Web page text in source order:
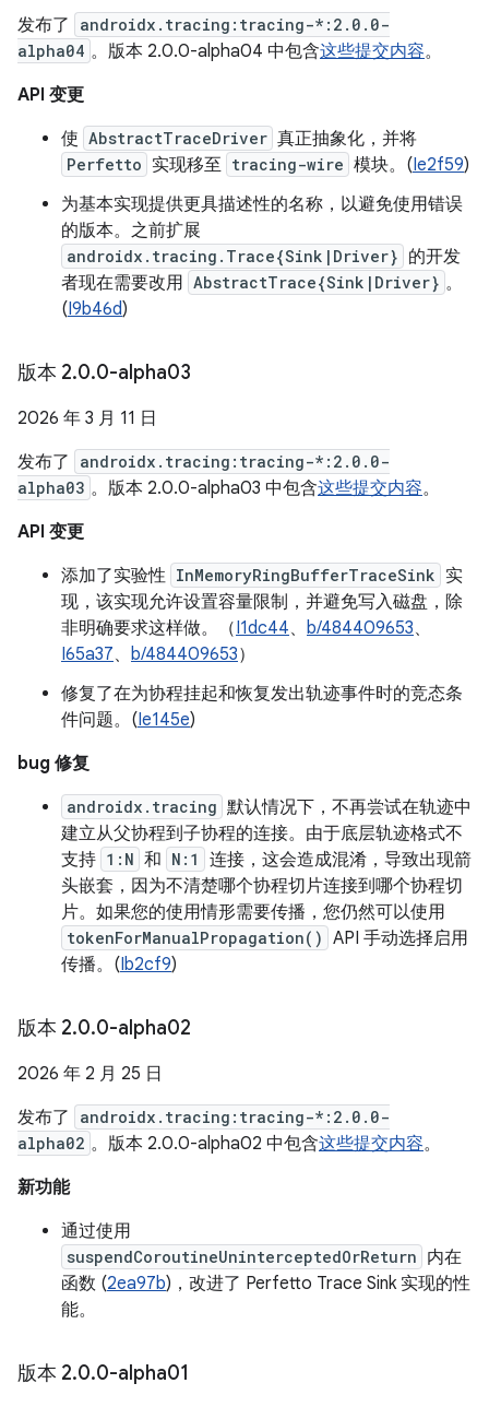
发布了
androidx.tracing:tracing-*:2.0.0-
alpha04 。版本 2.0.0-alpha04 中包含这些提交内容。
API 变更
使 AbstractTraceDriver 真正抽象化，并将
Perfetto 实现移至 tracing-wire 模块。(Ie2f59)
为基本实现提供更具描述性的名称，以避免使用错误
的版本。之前扩展
androidx.tracing.Trace{Sink|Driver} 的开发
者现在需要改用 AbstractTrace{Sink|Driver} 。
(I9b46d)
版本 2.0.0-alpha03
2026 年 3 月 11 日
发布了
androidx.tracing:tracing-*:2.0.0-
alpha03 。版本 2.0.0-alpha03 中包含这些提交内容。
API 变更
添加了实验性 InMemoryRingBufferTraceSink 实
现，该实现允许设置容量限制，并避免写入磁盘，除
非明确要求这样做。（I1dc44、 b/484409653、
I65a37、 b/484409653）
修复了在为协程挂起和恢复发出轨迹事件时的竞态条
件问题。(Ie145e)
bug 修复
androidx.tracing 默认情况下，不再尝试在轨迹中
建立从父协程到子协程的连接。由于底层轨迹格式不
支持 1:N 和 N:1
连接，这会造成混淆，导致出现箭
头嵌套，因为不清楚哪个协程切片连接到哪个协程切
片。如果您的使用情形需要传播，您仍然可以使用
tokenForManualPropagation() API 手动选择启用
传播。(Ib2cf9)
版本 2.0.0-alpha02
2026 年 2 月 25 日
发布了
androidx.tracing:tracing-*:2.0.0-
alpha02 。版本 2.0.0-alpha02 中包含这些提交内容。
新功能
通过使用
suspendCoroutineUninterceptedOrReturn 内在
函数 (2ea97b)，改进了 Perfetto Trace Sink 实现的性
能。
版本 2.0.0-alpha01